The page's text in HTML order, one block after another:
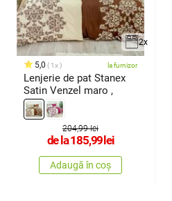
2x
5,0 1x la furnizor
Lenjerie de pat Stanex
Satin Venzel maro ,
204,99 lei
de la185,99lei
Adaugă în coș